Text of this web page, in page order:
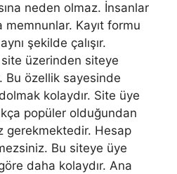
neden olmaz. İnsanlar
Kayıt formu
şekilde çalışır.
üzerinden siteye
Bu özellik sayesinde
kolaydır. Site üye
popüler olduğundan
gerekmektedir. Hesap
Bu siteye üye
daha kolaydır. Ana